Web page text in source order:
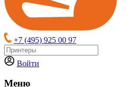
+7 (495) 925 00 97
Войти
Меню